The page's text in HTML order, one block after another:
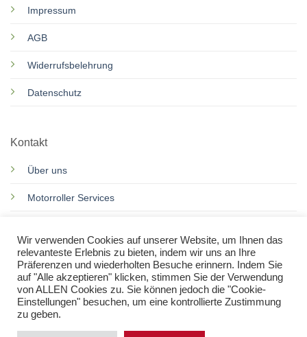
Impressum
AGB
Widerrufsbelehrung
Datenschutz
Kontakt
Über uns
Motorroller Services
Kontakt
Wir verwenden Cookies auf unserer Website, um Ihnen das
relevanteste Erlebnis zu bieten, indem wir uns an Ihre
Präferenzen und wiederholten Besuche erinnern. Indem Sie
auf "Alle akzeptieren" klicken, stimmen Sie der Verwendung
von ALLEN Cookies zu. Sie können jedoch die "Cookie-
Einstellungen" besuchen, um eine kontrollierte Zustimmung
zu geben.